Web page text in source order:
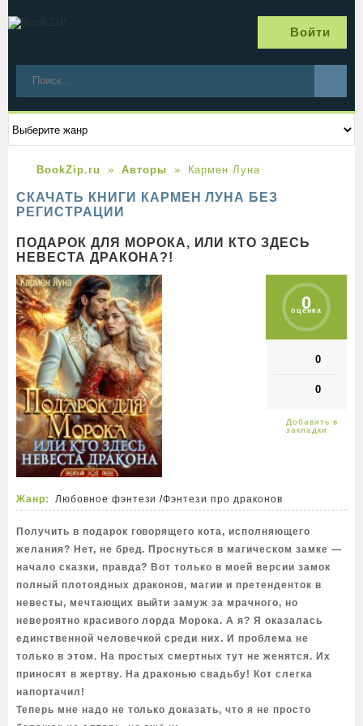
Войти
BookZip.ru Авторы Кармен Луна
СКАЧАТЬ КНИГИ КАРМЕН ЛУНА БЕЗ
РЕГИСТРАЦИИ
ПОДАРОК ДЛЯ МОРОКА, ИЛИ КТО ЗДЕСЬ
НЕВЕСТА ДРАКОНА?!
0
оценка
0
0
Жанр: Любовное фэнтези /Фэнтези про драконов
Получить в подарок говорящего кота, исполняющего
желания? Нет, не бред. Проснуться в магическом замке —
начало сказки, правда? Вот только в моей версии замок
полный плотоядных драконов, магии и претенденток в
невесты, мечтающих выйти замуж за мрачного, но
невероятно красивого лорда Морока. А я? Я оказалась
единственной человечкой среди них. И проблема не
только в этом. На простых смертных тут не женятся. Их
приносят в жертву. На драконью свадьбу! Кот слегка
напортачил!
Теперь мне надо не только доказать, что я не просто